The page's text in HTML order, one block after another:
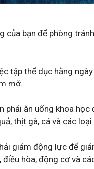
của bạn để phòng
tập thể dục hằng
mỡ.
phải ăn uống khoa
thịt gà, cá và các
giảm động lực để
điều hòa, động cơ và